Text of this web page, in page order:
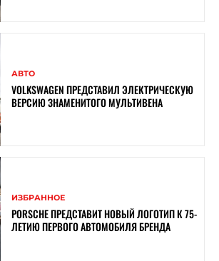
АВТО
VOLKSWAGEN ПРЕДСТАВИЛ ЭЛЕКТРИЧЕСКУЮ
ВЕРСИЮ ЗНАМЕНИТОГО МУЛЬТИВЕНА
ИЗБРАННОЕ
PORSCHE ПРЕДСТАВИТ НОВЫЙ ЛОГОТИП К 75-
ЛЕТИЮ ПЕРВОГО АВТОМОБИЛЯ БРЕНДА